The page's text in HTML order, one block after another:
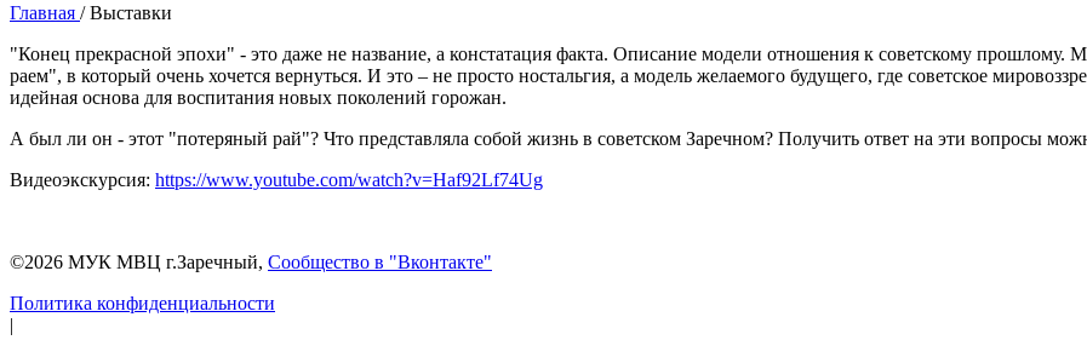
Главная / Выставки
"Конец прекрасной эпохи" - это даже не название, а констатация факта. Описание модели отношения к советскому прошлому.
раем", в который очень хочется вернуться. И это – не просто ностальгия, а модель желаемого будущего, где советское
идейная основа для воспитания новых поколений горожан.
А был ли он - этот "потеряный рай"? Что представляла собой жизнь в советском Заречном? Получить ответ на эти вопросы
Видеоэкскурсия: https://www.youtube.com/watch?v=Haf92Lf74Ug
©2026 МУК МВЦ г.Заречный, Сообщество в "Вконтакте"
Политика конфиденциальности
|